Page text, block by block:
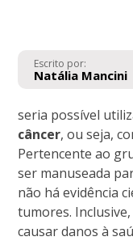
Escrito por:
Natália Mancini
seria possível
câncer, ou seja,
Pertencente ao
ser manuseada
não há evidência
tumores.
causar danos à